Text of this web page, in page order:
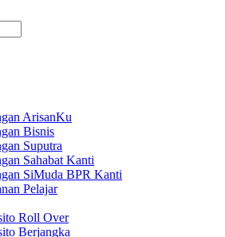
ArisanKu
Bisnis
Suputra
Sahabat Kanti
SiMuda BPR Kanti
Pelajar
Roll Over
Berjangka